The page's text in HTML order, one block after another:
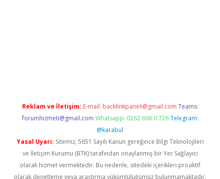
Reklam ve İletişim: E-mail: backlinkpaneli@gmail.com Teams:
forumhizmeti@gmail.com Whatsapp: 0262 606 0 726 Telegram:
@karabul
Yasal Uyarı: Sitemiz, 5651 Sayılı Kanun gereğince Bilgi Teknolojileri
ve İletişim Kurumu (BTK) tarafından onaylanmış bir Yer Sağlayıcı
olarak hizmet vermektedir. Bu nedenle, sitedeki içerikleri proaktif
olarak denetleme veya araştırma yükümlülüğümüz bulunmamaktadır.